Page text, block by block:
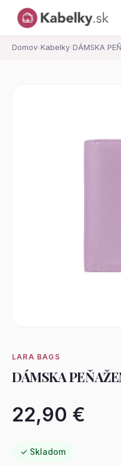
Domov› Kabelky› DÁMSKA
LARA BAGS
DÁMSKA
22,90 €
✓ Skladom